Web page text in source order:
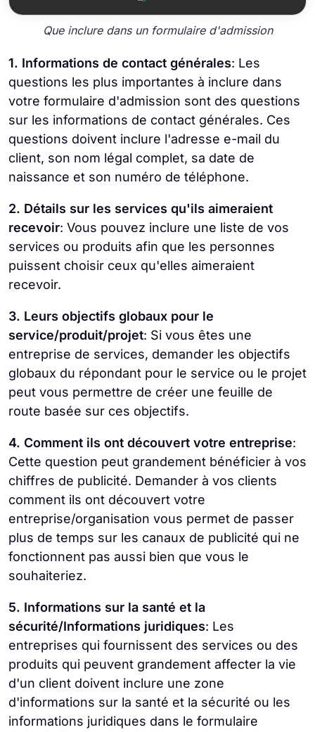
Que inclure dans un formulaire d'admission
1. Informations de contact générales: Les
questions les plus importantes à inclure dans
votre formulaire d'admission sont des questions
sur les informations de contact générales. Ces
questions doivent inclure l'adresse e-mail du
client, son nom légal complet, sa date de
naissance et son numéro de téléphone.
2. Détails sur les services qu'ils aimeraient
recevoir: Vous pouvez inclure une liste de vos
services ou produits afin que les personnes
puissent choisir ceux qu'elles aimeraient
recevoir.
3. Leurs objectifs globaux pour le
service/produit/projet: Si vous êtes une
entreprise de services, demander les objectifs
globaux du répondant pour le service ou le projet
peut vous permettre de créer une feuille de
route basée sur ces objectifs.
4. Comment ils ont découvert votre entreprise:
Cette question peut grandement bénéficier à vos
chiffres de publicité. Demander à vos clients
comment ils ont découvert votre
entreprise/organisation vous permet de passer
plus de temps sur les canaux de publicité qui ne
fonctionnent pas aussi bien que vous le
souhaiteriez.
5. Informations sur la santé et la
sécurité/Informations juridiques: Les
entreprises qui fournissent des services ou des
produits qui peuvent grandement affecter la vie
d'un client doivent inclure une zone
d'informations sur la santé et la sécurité ou les
informations juridiques dans le formulaire